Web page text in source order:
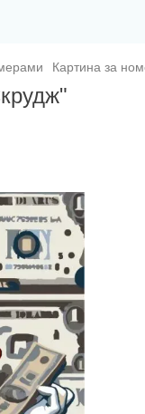
Картина за